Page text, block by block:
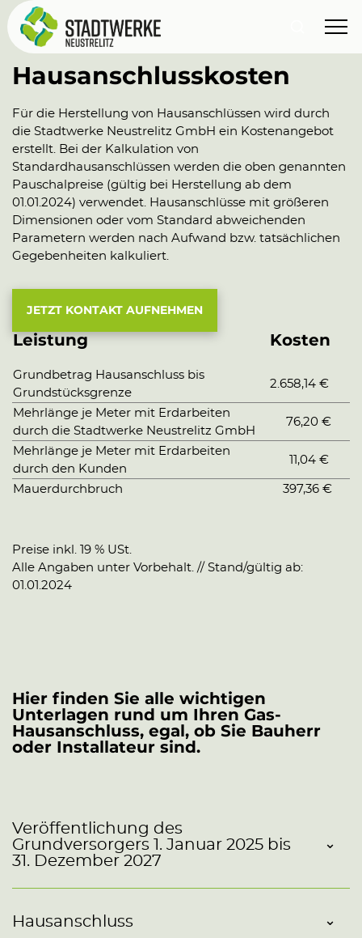
Hausanschlusskosten
Für die Herstellung von Hausanschlüssen wird durch
die Stadtwerke Neustrelitz GmbH ein Kostenangebot
erstellt. Bei der Kalkulation von
Standardhausanschlüssen werden die oben genannten
Pauschalpreise (gültig bei Herstellung ab dem
01.01.2024) verwendet. Hausanschlüsse mit größeren
Dimensionen oder vom Standard abweichenden
Parametern werden nach Aufwand bzw. tatsächlichen
Gegebenheiten kalkuliert.
JETZT KONTAKT AUFNEHMEN
Leistung Kosten
Grundbetrag Hausanschluss bis
Grundstücksgrenze
2.658,14 €
Mehrlänge je Meter mit Erdarbeiten
durch die Stadtwerke Neustrelitz GmbH
76,20 €
Mehrlänge je Meter mit Erdarbeiten
durch den Kunden
11,04 €
Mauerdurchbruch
397,36 €
Preise inkl. 19 % USt.
Alle Angaben unter Vorbehalt. // Stand/gültig ab:
01.01.2024
Hier finden Sie alle wichtigen
Unterlagen rund um Ihren Gas-
Hausanschluss, egal, ob Sie Bauherr
oder Installateur sind.
Veröffentlichung des
Grundversorgers 1. Januar 2025 bis
31. Dezember 2027
Hausanschluss